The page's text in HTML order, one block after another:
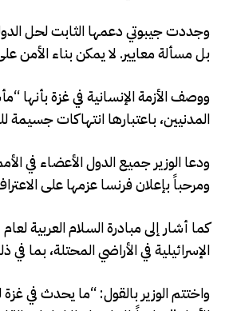
وجددت جيبوتي دعمها الثابت لحل
بل مسألة معايير. لا يمكن بناء الأمن
ووصف الأزمة الإنسانية في غزة بأنها
المدنيين، باعتبارها انتهاكات جسيمة
ومرحباً بإعلان فرنسا عزمها على
الإسرائيلية في الأراضي المحتلة، بما
واختتم الوزير بالقول: “ما يحدث في غزة